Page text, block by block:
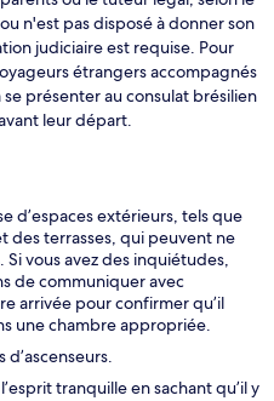
n'est pas disposé à donner son
judiciaire est requise. Pour
étrangers accompagnés
présenter au consulat brésilien
leur départ.
d’espaces extérieurs, tels que
des terrasses, qui peuvent ne
Si vous avez des inquiétudes,
de communiquer avec
arrivée pour confirmer qu’il
une chambre appropriée.
d’ascenseurs.
tranquille en sachant qu’il y